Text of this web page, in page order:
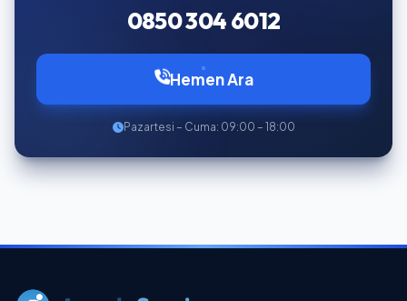
0850 304 6012
Hemen Ara
Pazartesi – Cuma: 09:00 – 18:00